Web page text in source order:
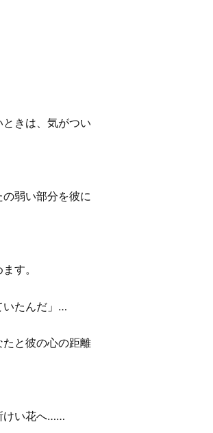
きは、気がつい
弱い部分を彼に
す。
いたんだ」…
と彼の心の距離
けい花へ……